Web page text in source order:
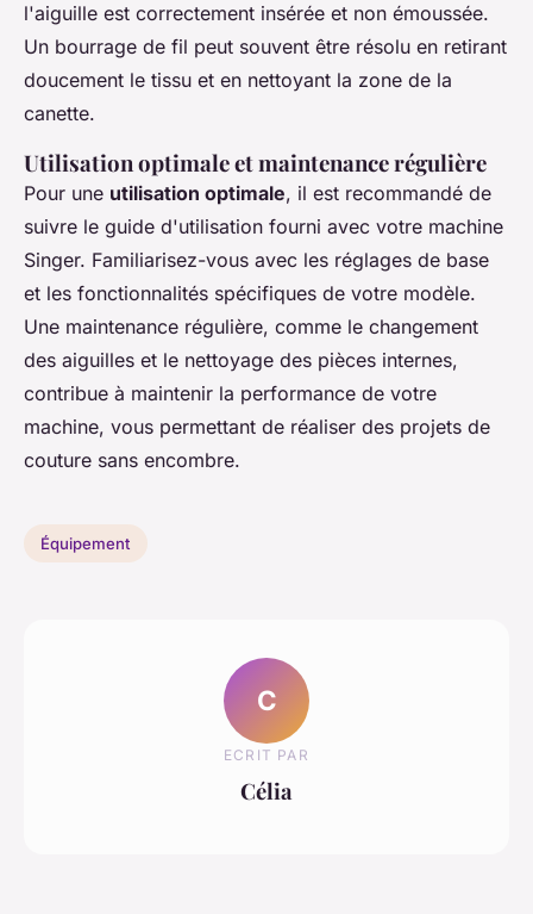
l'aiguille est correctement insérée et non émoussée.
Un bourrage de fil peut souvent être résolu en retirant
doucement le tissu et en nettoyant la zone de la
canette.
Utilisation optimale et maintenance régulière
Pour une utilisation optimale, il est recommandé de
suivre le guide d'utilisation fourni avec votre machine
Singer. Familiarisez-vous avec les réglages de base
et les fonctionnalités spécifiques de votre modèle.
Une maintenance régulière, comme le changement
des aiguilles et le nettoyage des pièces internes,
contribue à maintenir la performance de votre
machine, vous permettant de réaliser des projets de
couture sans encombre.
Équipement
C
ECRIT PAR
Célia